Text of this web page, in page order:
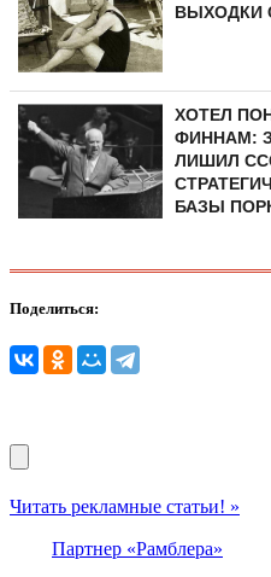
ВЫХОДКИ
ХОТЕЛ
ФИННАМ:
ЛИШИЛ
БАЗЫ
Поделиться:
Читать рекламные статьи! »
Партнер «Рамблера»